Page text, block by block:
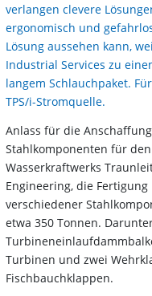
verlangen clevere
ergonomisch und
Lösung aussehen kann,
Industrial Services zu
langem Schlauchpaket.
TPS/i-Stromquelle.
Anlass für die
Stahlkomponenten für
Wasserkraftwerks
Engineering, die
verschiedener
etwa 350 Tonnen.
Turbinen und zwei
Fischbauchklappen.